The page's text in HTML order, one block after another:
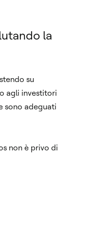
la
su
agli investitori
sono adeguati
non è privo di